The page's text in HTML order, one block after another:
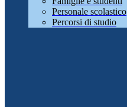
Personale scolastico
Percorsi di studio